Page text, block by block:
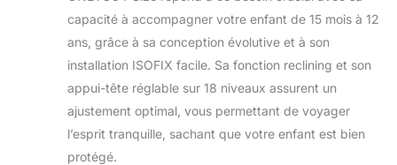
capacité à accompagner votre enfant de 15 mois à 12
ans, grâce à sa conception évolutive et à son
installation ISOFIX facile. Sa fonction reclining et son
appui-tête réglable sur 18 niveaux assurent un
ajustement optimal, vous permettant de voyager
l’esprit tranquille, sachant que votre enfant est bien
protégé.